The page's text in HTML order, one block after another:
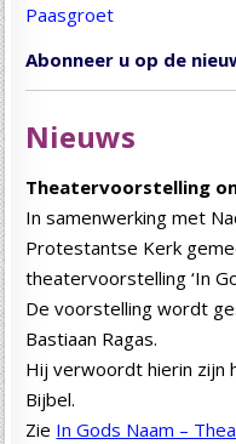
Paasgroet
Abonneer u op de
Nieuws
Theatervoorstelling
In samenwerking met
Protestantse Kerk
theatervoorstelling ‘In
De voorstelling wordt
Bastiaan Ragas.
Hij verwoordt hierin zijn
Bijbel.
Zie In Gods Naam –